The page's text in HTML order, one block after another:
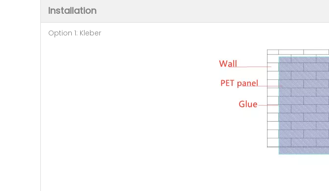
Installation
Option 1: Kleber